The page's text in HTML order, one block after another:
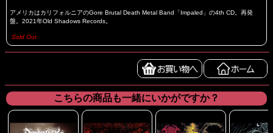
アメリカはカリフォルニアのGore Brutal Death Metal Band「Impaled」の4th CD。再発
盤。2021年Old Shadows Records。
Sold Out
こちらの商品も一緒にいかがですか？